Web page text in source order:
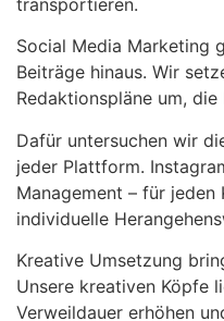
Social Media Marketing
Beiträge hinaus. Wir
Redaktionspläne um,
Dafür untersuchen wir
jeder Plattform.
Management – für
individuelle
Kreative Umsetzung
Unsere kreativen Köpfe
Verweildauer erhöhen